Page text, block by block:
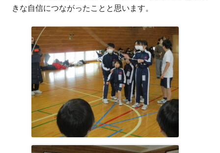
きな自信につながったことと思います。